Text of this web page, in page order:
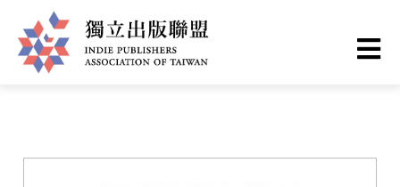
至
主
立
您
裡
首頁 ❯ 書籍一覽